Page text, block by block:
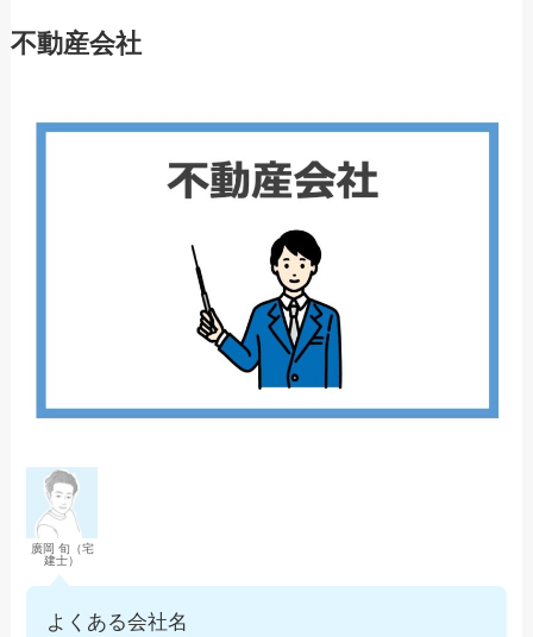
不動産会社
廣岡 旬（宅
建士）
よくある会社名